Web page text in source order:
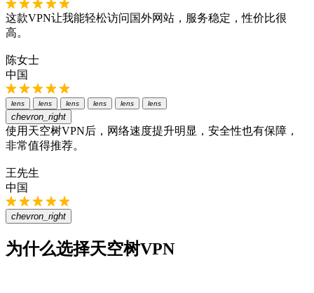
这款VPN让我能轻松访问国外网站，服务稳定，性价比很
高。
陈女士
中国
lens lens lens lens lens lens
chevron_right
使用天空树VPN后，网络速度提升明显，安全性也有保障，
非常值得推荐。
王先生
中国
chevron_right
为什么选择天空树VPN